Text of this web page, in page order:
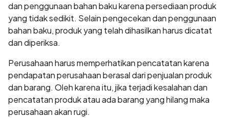
dan penggunaan bahan baku karena persediaan produk
yang tidak sedikit. Selain pengecekan dan penggunaan
bahan baku, produk yang telah dihasilkan harus dicatat
dan diperiksa.
Perusahaan harus memperhatikan pencatatan karena
pendapatan perusahaan berasal dari penjualan produk
dan barang. Oleh karena itu, jika terjadi kesalahan dan
pencatatan produk atau ada barang yang hilang maka
perusahaan akan rugi.